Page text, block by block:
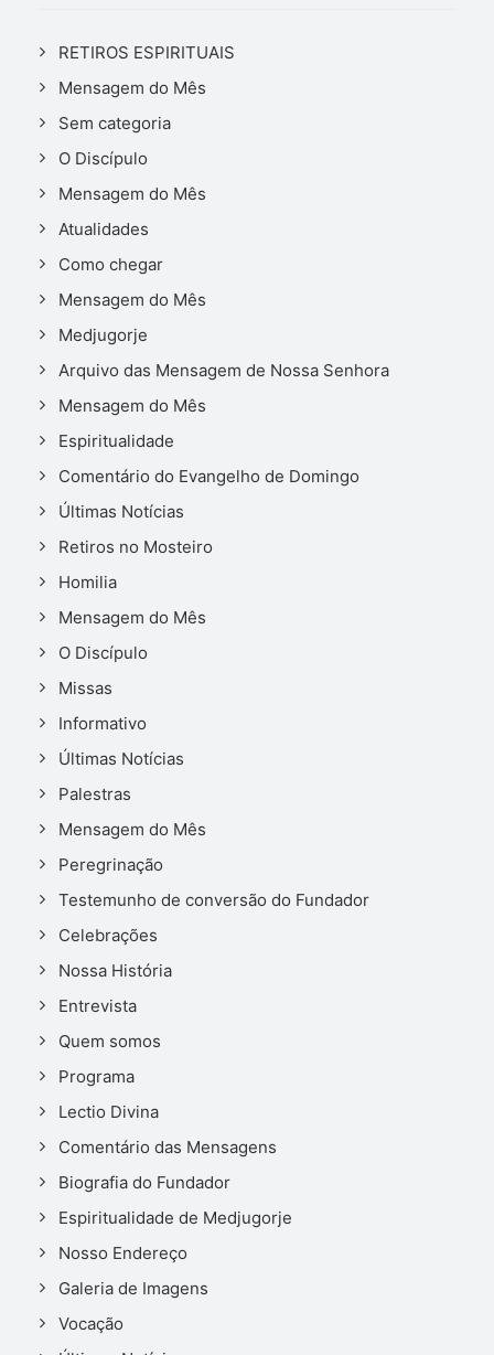
RETIROS ESPIRITUAIS
Mensagem do Mês
Sem categoria
O Discípulo
Mensagem do Mês
Atualidades
Como chegar
Mensagem do Mês
Medjugorje
Arquivo das Mensagem de Nossa Senhora
Mensagem do Mês
Espiritualidade
Comentário do Evangelho de Domingo
Últimas Notícias
Retiros no Mosteiro
Homilia
Mensagem do Mês
O Discípulo
Missas
Informativo
Últimas Notícias
Palestras
Mensagem do Mês
Peregrinação
Testemunho de conversão do Fundador
Celebrações
Nossa História
Entrevista
Quem somos
Programa
Lectio Divina
Comentário das Mensagens
Biografia do Fundador
Espiritualidade de Medjugorje
Nosso Endereço
Galeria de Imagens
Vocação